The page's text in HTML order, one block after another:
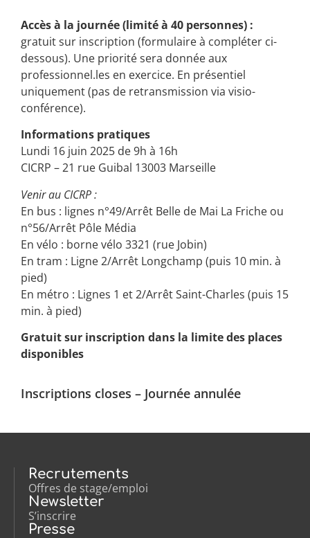
Accès à la journée (limité à 40 personnes) :
gratuit sur inscription (formulaire à compléter ci-
dessous). Une priorité sera donnée aux
professionnel.les en exercice. En présentiel
uniquement (pas de retransmission via visio-
conférence).
Informations pratiques
Lundi 16 juin 2025 de 9h à 16h
CICRP – 21 rue Guibal 13003 Marseille
Venir au CICRP :
En bus : lignes n°49/Arrêt Belle de Mai La Friche ou
n°56/Arrêt Pôle Média
En vélo : borne vélo 3321 (rue Jobin)
En tram : Ligne 2/Arrêt Longchamp (puis 10 min. à
pied)
En métro : Lignes 1 et 2/Arrêt Saint-Charles (puis 15
min. à pied)
Gratuit sur inscription dans la limite des places
disponibles
Inscriptions closes – Journée annulée
Recrutements
Offres de stage/emploi
Newsletter
S’inscrire
Presse